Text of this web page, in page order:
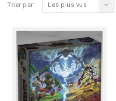
Trier par: Les plus vus